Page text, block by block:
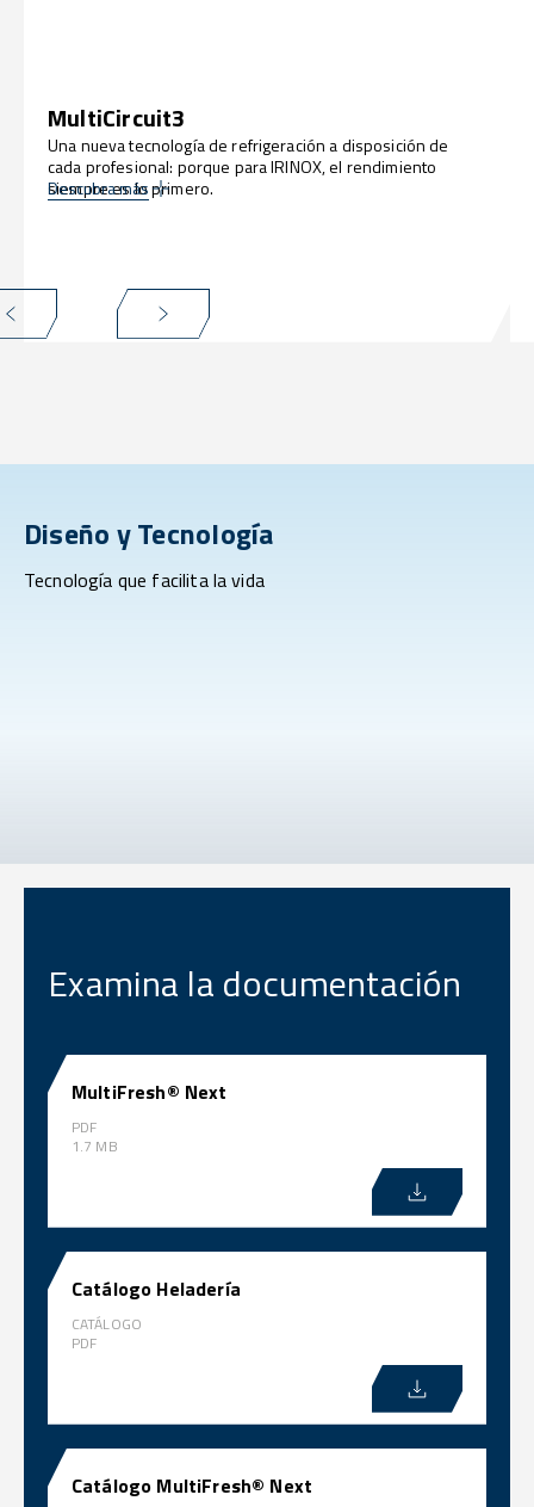
MultiCircuit3
Una nueva tecnología de refrigeración a disposición de
cada profesional: porque para IRINOX, el rendimiento
siempre es lo primero.
Descubra más
Diseño y Tecnología
Tecnología que facilita la vida
Examina la documentación
MultiFresh® Next
PDF
1.7 MB
Catálogo Heladería
CATÁLOGO
PDF
Catálogo MultiFresh® Next